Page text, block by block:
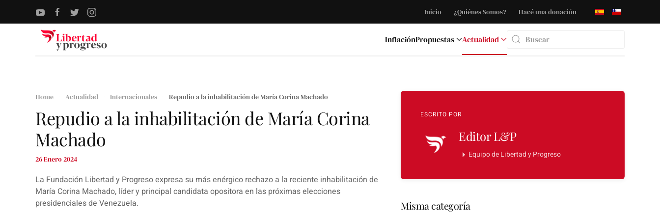
Skip to main content
Inicio ¿Quiénes Somos? Hacé una donación
InflaciónPropuestas
Actualidad
Type 2 or more characters for results.
Home Actualidad Internacionales Repudio a la inhabilitación de María Corina Machado
Repudio a la inhabilitación de María Corina
Machado
26 Enero 2024
La Fundación Libertad y Progreso expresa su más enérgico rechazo a la reciente inhabilitación de
María Corina Machado, líder y principal candidata opositora en las próximas elecciones
presidenciales de Venezuela.
ESCRITO POR
Editor L&P
Equipo de Libertad y Progreso
Misma categoría